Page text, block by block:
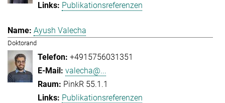
Publikationsreferenzen
Ayush Valecha
Doktorand
+4915756031351
valecha@...
PinkR 55.1.1
Publikationsreferenzen